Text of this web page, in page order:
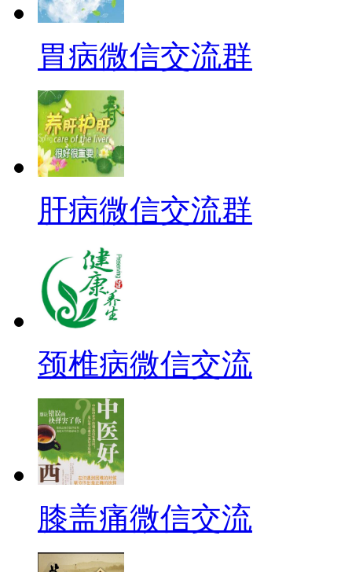
胃病微信交流群
肝病微信交流群
颈椎病微信交流
膝盖痛微信交流